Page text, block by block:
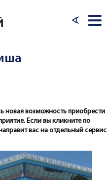
∢
новая возможность приобрести
Если вы кликните по
вас на отдельный сервис